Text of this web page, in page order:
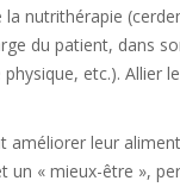
nutrithérapie
du patient, dans
etc.). Allier
améliorer leur
un « mieux-être »,